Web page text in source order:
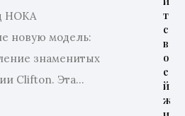
новую модель:
знаменитых
Clifton. Эта...
т
с
в
о
е
й
ж